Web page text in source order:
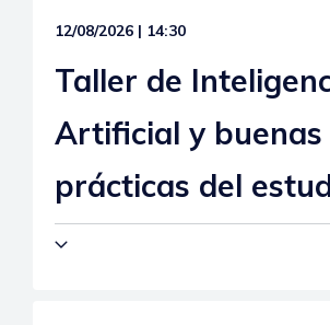
12/08/2026 | 14:30
Taller de
Artificial y buenas
prácticas del